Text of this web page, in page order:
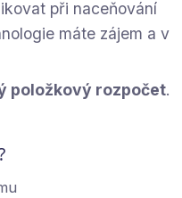
při naceňování
máte zájem a v
položkový rozpočet.